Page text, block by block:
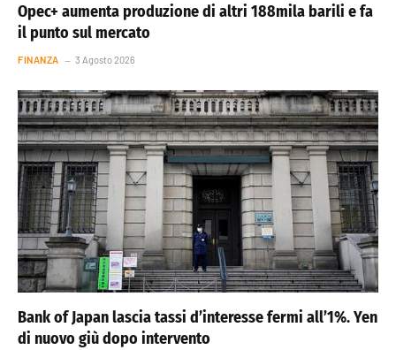
Opec+ aumenta produzione di altri 188mila barili e fa
il punto sul mercato
FINANZA 3 Agosto 2026
Bank of Japan lascia tassi d’interesse fermi all’1%. Yen
di nuovo giù dopo intervento